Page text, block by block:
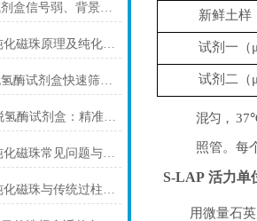
乙醛脱氢酶试剂盒信号弱、背景高、重复性差怎么办？
His-Tag蛋白纯化磁珠原理及纯化步骤
如何用甲醛脱氢酶试剂盒快速筛查食品中甲醛残留？
BE6018甲醛脱氢酶试剂盒：精准检测赋能多领域，标准化流程破解行业痛点
His-Tag蛋白纯化磁珠常见问题与解决方案
His-Tag蛋白纯化磁珠与传统过柱层析纯化方式
新鲜土样
试剂一 （
试剂二 （
混匀，
照管。每
S-LAP 活力单
用微量石